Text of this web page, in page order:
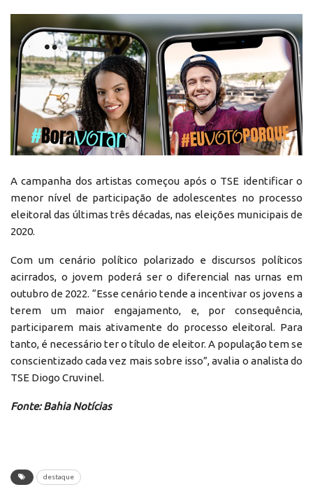
A campanha dos artistas começou após o TSE identificar o
menor nível de participação de adolescentes no processo
eleitoral das últimas três décadas, nas eleições municipais de
2020.
Com um cenário político polarizado e discursos políticos
acirrados, o jovem poderá ser o diferencial nas urnas em
outubro de 2022. “Esse cenário tende a incentivar os jovens a
terem um maior engajamento, e, por consequência,
participarem mais ativamente do processo eleitoral. Para
tanto, é necessário ter o título de eleitor. A população tem se
conscientizado cada vez mais sobre isso”, avalia o analista do
TSE Diogo Cruvinel.
Fonte: Bahia Notícias
destaque